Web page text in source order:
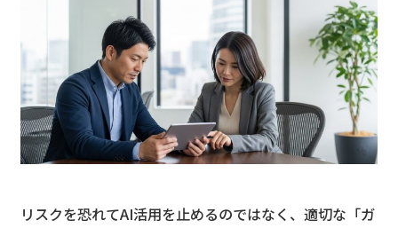
リスクを恐れてAI活用を止めるのではなく、適切な「ガ